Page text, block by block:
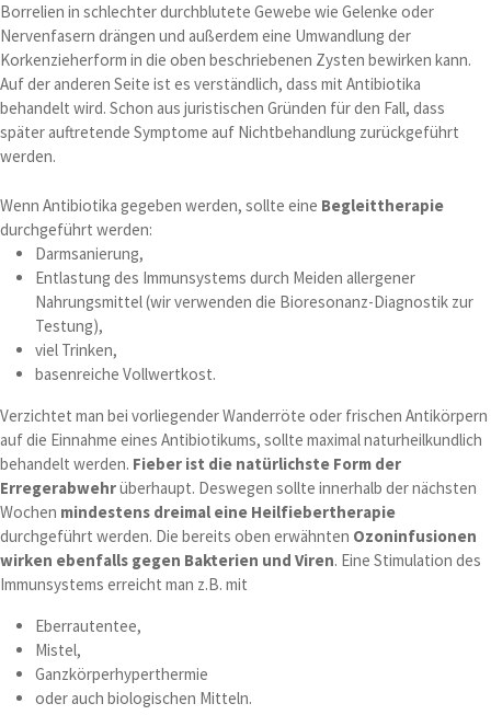
Borrelien in schlechter durchblutete Gewebe wie Gelenke oder
Nervenfasern drängen und außerdem eine Umwandlung der
Korkenzieherform in die oben beschriebenen Zysten bewirken kann.
Auf der anderen Seite ist es verständlich, dass mit Antibiotika
behandelt wird. Schon aus juristischen Gründen für den Fall, dass
später auftretende Symptome auf Nichtbehandlung zurückgeführt
werden.
Wenn Antibiotika gegeben werden, sollte eine Begleittherapie
durchgeführt werden:
Darmsanierung,
Entlastung des Immunsystems durch Meiden allergener
Nahrungsmittel (wir verwenden die Bioresonanz-Diagnostik zur
Testung),
viel Trinken,
basenreiche Vollwertkost.
Verzichtet man bei vorliegender Wanderröte oder frischen Antikörpern
auf die Einnahme eines Antibiotikums, sollte maximal naturheilkundlich
behandelt werden. Fieber ist die natürlichste Form der
Erregerabwehrüberhaupt. Deswegen sollte innerhalb der nächsten
Wochen mindestens dreimal eine Heilfiebertherapie
durchgeführt werden. Die bereits oben erwähnten Ozoninfusionen
wirken ebenfalls gegen Bakterien und Viren. Eine Stimulation des
Immunsystems erreicht man z.B. mit
Eberrautentee,
Mistel,
Ganzkörperhyperthermie
oder auch biologischen Mitteln.